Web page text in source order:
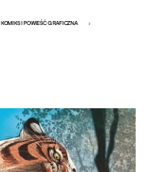
KOMIKS I POWIEŚĆ GRAFICZNA